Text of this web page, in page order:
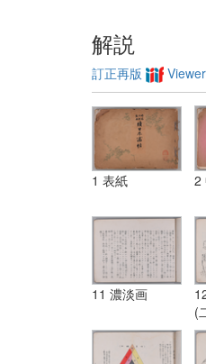
解説
訂正再版 Viewer
1 表紙 2
11 濃淡画
(